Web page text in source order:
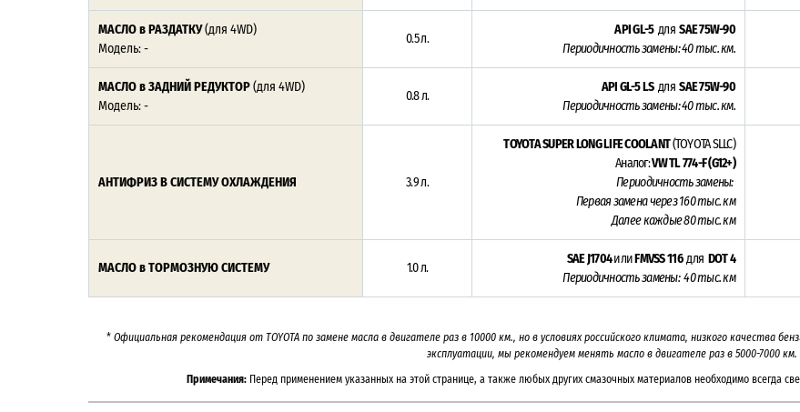
МАСЛО в РАЗДАТКУ(для 4WD)
Модель: -
0.5 л.
API GL-5дляSAE 75W-90
Периодичность замены: 40 тыс. км.
МАСЛО в ЗАДНИЙ РЕДУКТОР(для 4WD)
Модель: -
0.8 л.
API GL-5 LSдляSAE 75W-90
Периодичность замены: 40 тыс. км.
АНТИФРИЗ В СИСТЕМУ ОХЛАЖДЕНИЯ 3.9 л.
TOYOTA SUPER LONG LIFE COOLANT(TOYOTA SLLC)
Аналог:VW TL 774-F (G12+)
Периодичность замены:
Первая замена через 160 тыс. км
Далее каждые 80 тыс. км
МАСЛО в ТОРМОЗНУЮ СИСТЕМУ 1.0 л.
SAE J1704илиFMVSS 116для DOT 4
Периодичность замены: 40 тыс. км
* Официальная рекомендация от TOYOTA по замене масла в двигателе раз в 10000 км., но в условиях российского климата, низкого качества
эксплуатации, мы рекомендуем менять масло в двигателе раз в 5000-7000км.
Примечания: Перед применением указанных на этой странице, а также любых других смазочных материалов необходимо всегда